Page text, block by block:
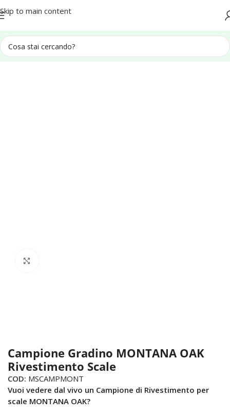
Skip to main content
Home Campioni
Campione Gradino MONTANA OAK
Rivestimento Scale
COD: MSCAMPMONT
Vuoi vedere dal vivo un Campione di Rivestimento per
scale MONTANA OAK?